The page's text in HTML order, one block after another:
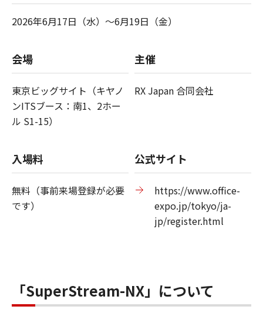
2026年6月17日（水）～6月19日（金）
会場
東京ビッグサイト（キヤノ
ンITSブース：南1、2ホー
ル S1-15）
主催
RX Japan 合同会社
入場料
無料（事前来場登録が必要
です）
公式サイト
https://www.office-
expo.jp/tokyo/ja-
jp/register.html
「SuperStream-NX」について